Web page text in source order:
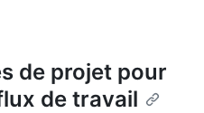
de projet pour
de travail